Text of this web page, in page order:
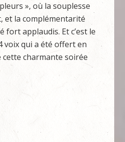
», où la souplesse
et la complémentarité
fort applaudis. Et c’est le
voix qui a été offert en
charmante soirée